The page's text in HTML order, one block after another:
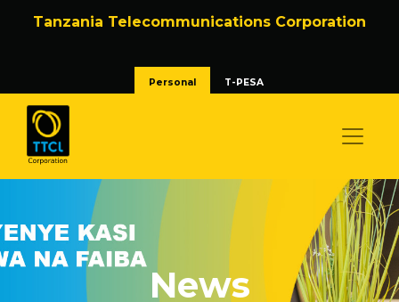
Tanzania Telecommunications Corporation
Personal T-PESA
News